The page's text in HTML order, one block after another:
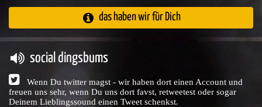
das haben wir für Dich
social dingsbums
Wenn Du twitter magst - wir haben dort einen Account und
freuen uns sehr, wenn Du uns dort favst, retweetest oder sogar
Deinem Lieblingssound einen Tweet schenkst.